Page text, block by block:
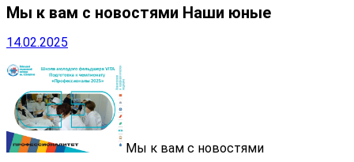
Мы к вам с новостями Наши юные
14.02.2025
Мы к вам с новостями